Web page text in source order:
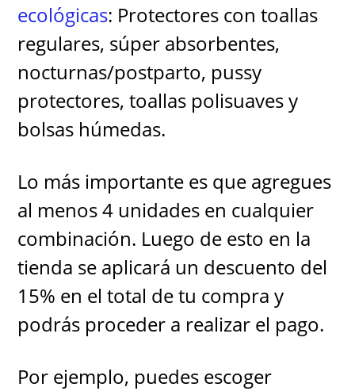
ecológicas: Protectores con toallas
regulares, súper absorbentes,
nocturnas/postparto, pussy
protectores, toallas polisuaves y
bolsas húmedas.
Lo más importante es que agregues
al menos 4 unidades en cualquier
combinación. Luego de esto en la
tienda se aplicará un descuento del
15% en el total de tu compra y
podrás proceder a realizar el pago.
Por ejemplo, puedes escoger